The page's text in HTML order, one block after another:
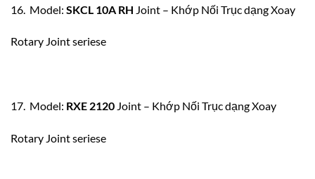
16. Model: SKCL 10A RH Joint – Khớp Nối Trục dạng Xoay
Rotary Joint seriese
17. Model: RXE 2120 Joint – Khớp Nối Trục dạng Xoay
Rotary Joint seriese